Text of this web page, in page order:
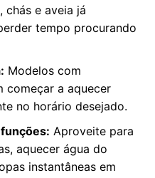
chás e aveia já
tempo procurando
Modelos com
começar a aquecer
no horário desejado.
Aproveite para
aquecer água do
instantâneas em